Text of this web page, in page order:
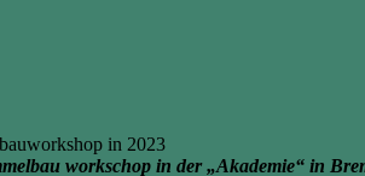
in 2023
workschop in der „Akademie“ in